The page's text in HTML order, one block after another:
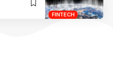
FINTECH